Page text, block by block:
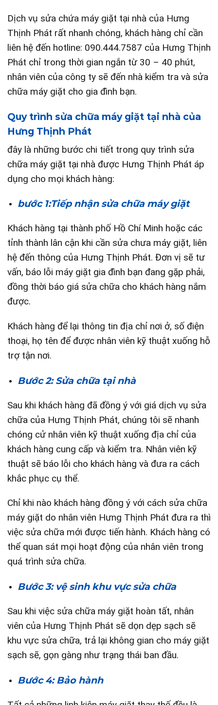
Dịch vụ sửa chứa máy giặt tại nhà của Hưng
Thịnh Phát rất nhanh chóng, khách hàng chỉ cần
liên hệ đến hotline: 090.444.7587 của Hưng Thịnh
Phát chỉ trong thời gian ngắn từ 30 – 40 phút,
nhân viên của công ty sẽ đến nhà kiểm tra và sửa
chữa máy giặt cho gia đình bạn.
Quy trình sửa chữa máy giặt tại nhà của
Hưng Thịnh Phát
đây là những bước chi tiết trong quy trình sửa
chữa máy giặt tại nhà được Hưng Thịnh Phát áp
dụng cho mọi khách hàng:
bước 1:Tiếp nhận sửa chữa máy giặt
Khách hàng tại thành phố Hồ Chí Minh hoặc các
tỉnh thành lân cận khi cần sửa chưa máy giặt, liên
hệ đến thông của Hưng Thịnh Phát. Đơn vị sẽ tư
vấn, báo lỗi máy giặt gia đình bạn đang gặp phải,
đồng thời báo giá sửa chữa cho khách hàng nắm
được.
Khách hàng để lại thông tin địa chỉ nơi ở, số điện
thoại, họ tên để được nhân viên kỹ thuật xuống hỗ
trợ tận nơi.
Bước 2: Sửa chữa tại nhà
Sau khi khách hàng đã đồng ý với giá dịch vụ sửa
chữa của Hưng Thịnh Phát, chúng tôi sẽ nhanh
chóng cử nhân viên kỹ thuật xuống địa chỉ của
khách hàng cung cấp và kiểm tra. Nhân viên kỹ
thuật sẽ báo lỗi cho khách hàng và đưa ra cách
khắc phục cụ thể.
Chỉ khi nào khách hàng đồng ý với cách sửa chữa
máy giặt do nhân viên Hưng Thịnh Phát đưa ra thì
việc sửa chữa mới được tiến hành. Khách hàng có
thể quan sát mọi hoạt động của nhân viên trong
quá trình sửa chữa.
Bước 3: vệ sinh khu vực sửa chữa
Sau khi việc sửa chữa máy giặt hoàn tất, nhân
viên của Hưng Thịnh Phát sẽ dọn dẹp sạch sẽ
khu vực sửa chữa, trả lại không gian cho máy giặt
sạch sẽ, gọn gàng như trạng thái ban đầu.
Bước 4: Bảo hành